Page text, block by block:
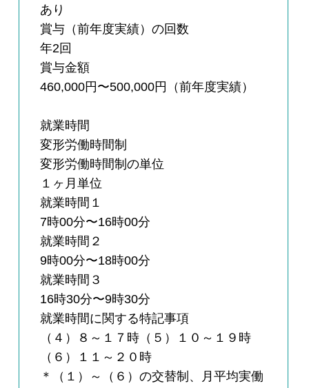
あり
賞与（前年度実績）の回数
年2回
賞与金額
460,000円〜500,000円（前年度実績）
就業時間
変形労働時間制
変形労働時間制の単位
１ヶ月単位
就業時間１
7時00分〜16時00分
就業時間２
9時00分〜18時00分
就業時間３
16時30分〜9時30分
就業時間に関する特記事項
（４）８～１７時（５）１０～１９時
（６）１１～２０時
＊（１）～（６）の交替制、月平均実働